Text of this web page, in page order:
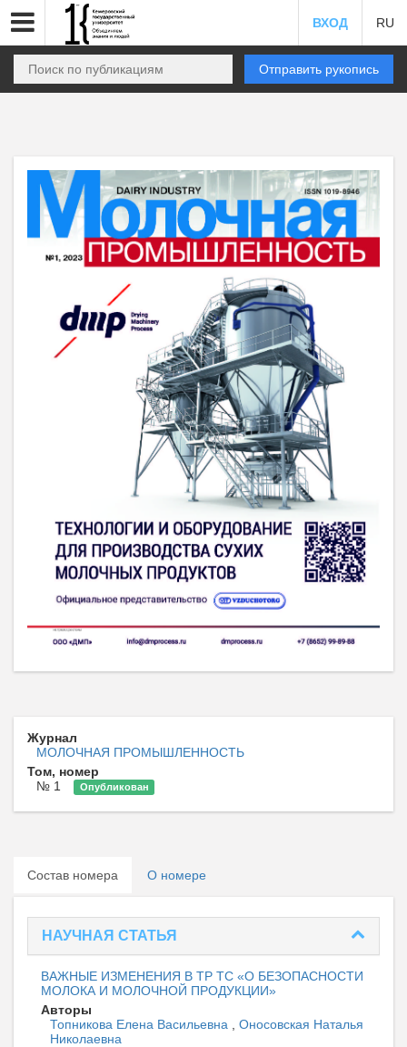
ВХОД RU
Отправить рукопись
Журнал
МОЛОЧНАЯ ПРОМЫШЛЕННОСТЬ
Том, номер
№ 1
Опубликован
Состав номера О номере
НАУЧНАЯ СТАТЬЯ
ВАЖНЫЕ ИЗМЕНЕНИЯ В ТР ТС «О БЕЗОПАСНОСТИ
МОЛОКА И МОЛОЧНОЙ ПРОДУКЦИИ»
Авторы
Топникова Елена Васильевна
Оносовская Наталья
Николаевна